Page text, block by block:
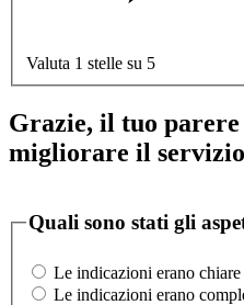
Valuta 1 stelle su 5
Grazie, il tuo
migliorare il
Quali sono stati gli
Le indicazioni erano chiare
Le indicazioni erano